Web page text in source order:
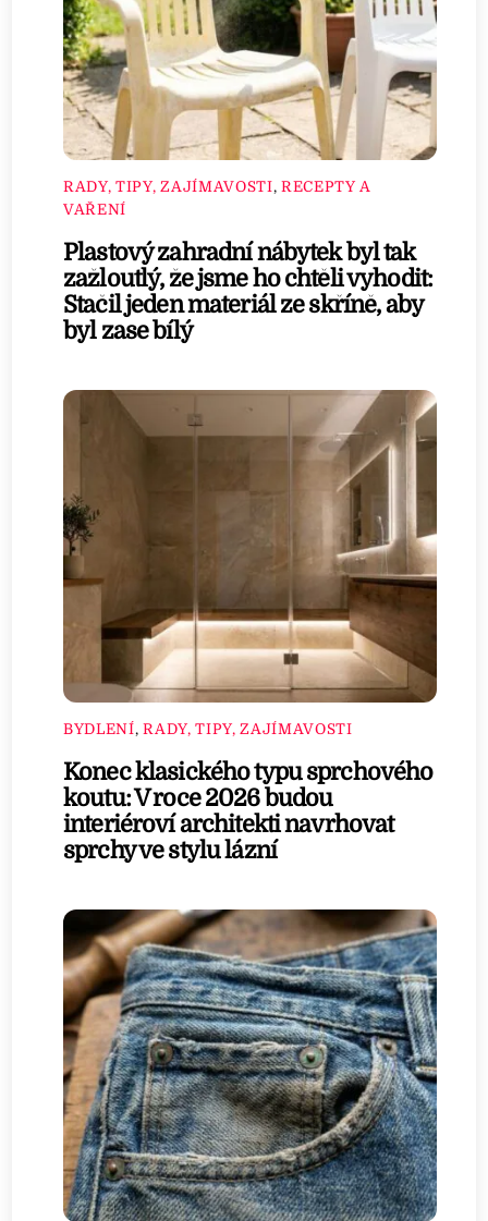
RADY, TIPY, ZAJÍMAVOSTI, RECEPTY A
VAŘENÍ
Plastový zahradní nábytek byl tak
zažloutlý, že jsme ho chtěli vyhodit:
Stačil jeden materiál ze skříně, aby
byl zase bílý
BYDLENÍ,RADY, TIPY, ZAJÍMAVOSTI
Konec klasického typu sprchového
koutu: V roce 2026 budou
interiéroví architekti navrhovat
sprchy ve stylu lázní